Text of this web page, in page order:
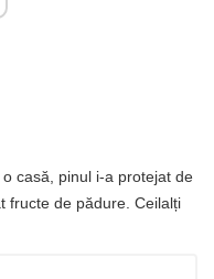
casă, pinul i-a protejat de
fructe de pădure. Ceilalți